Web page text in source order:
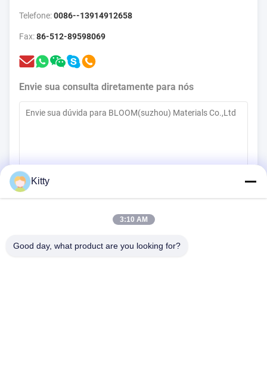
Telefone:0086--13914912658
Fax:86-512-89598069
Envie sua consulta diretamente para nós
/3000)
Kitty
3:10 AM
Good day, what product are you looking for?